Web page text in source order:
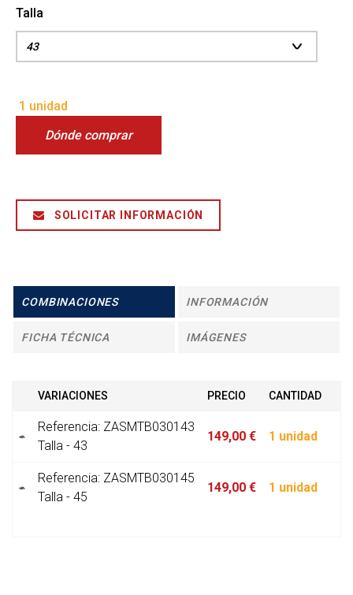
Talla
1 unidad
Dónde comprar
SOLICITAR INFORMACIÓN
COMBINACIONES INFORMACIÓN
FICHA TÉCNICA IMÁGENES
VARIACIONES PRECIO CANTIDAD
Referencia: ZASMTB030143
Talla - 43
149,00 € 1 unidad
Referencia: ZASMTB030145
Talla - 45
149,00 € 1 unidad